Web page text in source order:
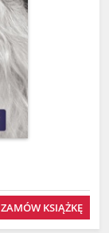
ZAMÓW KSIĄŻKĘ